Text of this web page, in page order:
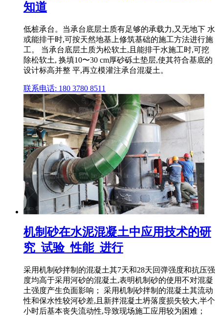
知道
低桩承台。当承台底层土质有足够的承载力,又无地下 水
或能排干时,可按天然地基上修筑基础的施工方法进行施
工。 当承台底层土质为松软土,且能排干水施工时,可挖
除松软土, 换填10〜30 cm厚砂砾土垫层,使其符合基底的
设计标高并整 平,再立模灌注承台混凝土。
联系电话: 180 3780 8511
机制砂在水泥混凝土中应用技术的研
究_试验_性能_进行
采用机制砂拌制的混凝土其7天和28天回弹强度和抗压强
度均高于采用河砂的混凝土,表明机制砂的使用不对混凝
土强度产生负面影响； 采用机制砂拌制的混凝土其流动
性和保水性较河砂差,且新拌混凝土坍落度损失较大,半个
小时后基本丧失流动性,导致现场施工应用较为困难；